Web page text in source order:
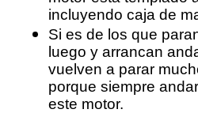
incluyendo caja de
Si es de los que
luego y arrancan
vuelven a parar
porque siempre
este motor.